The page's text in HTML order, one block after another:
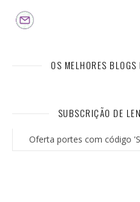
OS MELHORES
SUBSCRIÇÃO DE
Oferta portes com código